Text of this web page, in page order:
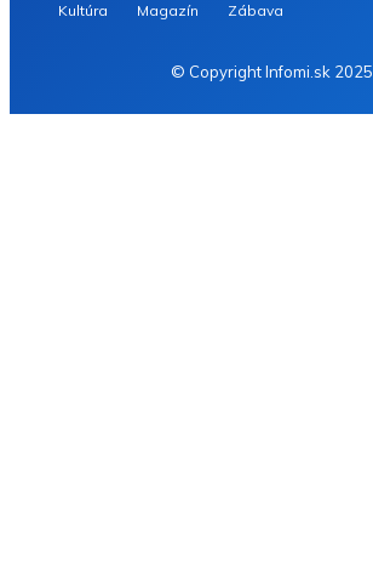
Kultúra
Magazín Zábava
© Copyright Infomi.sk 2025